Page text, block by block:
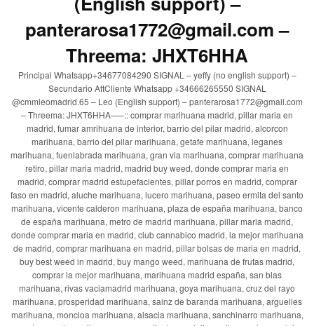
panterarosa1772@gmail.com –
Threema: JHXT6HHA
Principal Whatsapp+34677084290 SIGNAL – yeffy (no english support) –
Secundario AttCliente Whatsapp +34666265550 SIGNAL
@cmmleomadrid.65 – Leo (English support) – panterarosa1772@gmail.com
– Threema: JHXT6HHA—–:: comprar marihuana madrid, pillar maria en
madrid, fumar amrihuana de interior, barrio del pilar madrid, alcorcon
marihuana, barrio del pilar marihuana, getafe marihuana, leganes
marihuana, fuenlabrada marihuana, gran via marihuana, comprar marihuana
retiro, pillar maria madrid, madrid buy weed, donde comprar maria en
madrid, comprar madrid estupefacientes, pillar porros en madrid, comprar
faso en madrid, aluche marihuana, lucero marihuana, paseo ermita del santo
marihuana, vicente calderon marihuana, plaza de españa marihuana, banco
de españa marihuana, metro de madrid marihuana, pillar maria madrid,
donde comprar maria en madrid, club cannabico madrid, la mejor marihuana
de madrid, comprar marihuana en madrid, pillar bolsas de maria en madrid,
buy best weed in madrid, buy mango weed, marihuana de frutas madrid,
comprar la mejor marihuana, marihuana madrid españa, san blas
marihuana, rivas vaciamadrid marihuana, goya marihuana, cruz del rayo
marihuana, prosperidad marihuana, sainz de baranda marihuana, arguelles
marihuana, moncloa marihuana, alsacia marihuana, sanchinarro marihuana,